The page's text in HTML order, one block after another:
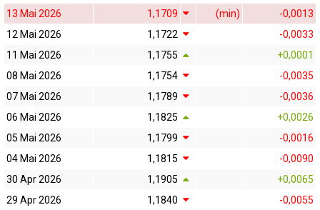
13 Mai 2026
1,1709 (min)
-0,0013
12 Mai 2026
1,1722
-0,0033
11 Mai 2026
1,1755
+0,0001
08 Mai 2026
1,1754
-0,0035
07 Mai 2026
1,1789
-0,0036
06 Mai 2026
1,1825
+0,0026
05 Mai 2026
1,1799
-0,0016
04 Mai 2026
1,1815
-0,0090
30 Apr 2026
1,1905
+0,0065
29 Apr 2026
1,1840
-0,0055